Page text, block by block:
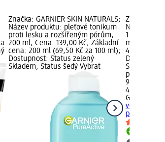
Značka: GARNIER SKIN NATURALS;
Název produktu: pleťové tonikum
proti lesku a rozšířeným pórům,
200 ml; Cena: 139,00 Kč; Základní
cena: 200 ml (69,50 Kč za 100 ml);
Dostupnost: Status zelený
Skladem, Status šedý Vybrat
Značka:
Název
1 pro
ml; Cena:
400 ml
Skladem,
prodejnu
99,00 Kč
400 ml
GARNIER
voda 3 v 1
pleť, 400 ml